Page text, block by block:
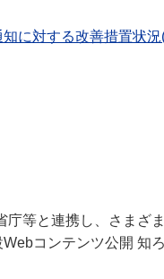
に対する改善措置状
等と連携し、さまざ
コンテンツ公開 知